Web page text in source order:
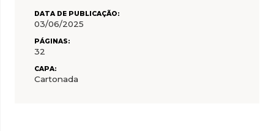
DATA DE PUBLICAÇÃO:
03/06/2025
PÁGINAS:
32
CAPA:
Cartonada